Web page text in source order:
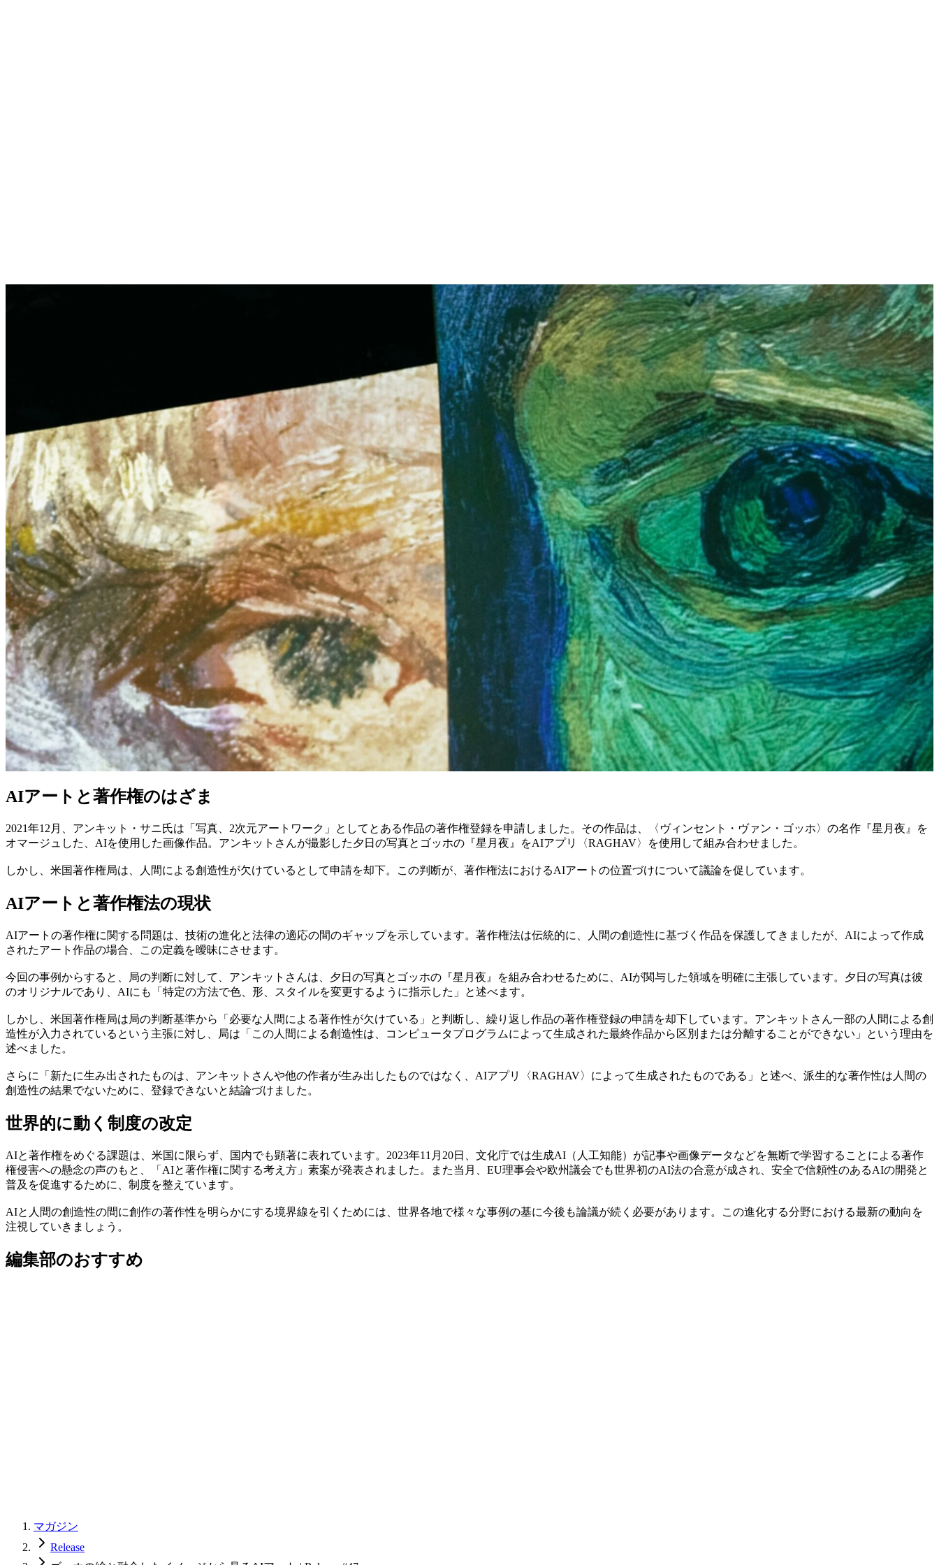
AIアートと著作権のはざま
2021年12月、アンキット・サニ氏は「写真、2次元アートワーク」としてとある作品の著作権登録を申請しました。その作品は、〈ヴィンセント・ヴァン・ゴッホ〉の名作『星月夜』を
オマージュした、AIを使用した画像作品。アンキットさんが撮影した夕日の写真とゴッホの『星月夜』をAIアプリ〈RAGHAV〉を使用して組み合わせました。
しかし、米国著作権局は、人間による創造性が欠けているとして申請を却下。この判断が、著作権法におけるAIアートの位置づけについて議論を促しています。
AIアートと著作権法の現状
AIアートの著作権に関する問題は、技術の進化と法律の適応の間のギャップを示しています。著作権法は伝統的に、人間の創造性に基づく作品を保護してきましたが、AIによって作成
されたアート作品の場合、この定義を曖昧にさせます。
今回の事例からすると、局の判断に対して、アンキットさんは、夕日の写真とゴッホの『星月夜』を組み合わせるために、AIが関与した領域を明確に主張しています。夕日の写真は彼
のオリジナルであり、AIにも「特定の方法で色、形、スタイルを変更するように指示した」と述べます。
しかし、米国著作権局は局の判断基準から「必要な人間による著作性が欠けている」と判断し、繰り返し作品の著作権登録の申請を却下しています。アンキットさん一部の人間による創
造性が入力されているという主張に対し、局は「この人間による創造性は、コンピュータプログラムによって生成された最終作品から区別または分離することができない」という理由を
述べました。
さらに「新たに生み出されたものは、アンキットさんや他の作者が生み出したものではなく、AIアプリ〈RAGHAV〉によって生成されたものである」と述べ、派生的な著作性は人間の
創造性の結果でないために、登録できないと結論づけました。
世界的に動く制度の改定
AIと著作権をめぐる課題は、米国に限らず、国内でも顕著に表れています。2023年11月20日、文化庁では生成AI（人工知能）が記事や画像データなどを無断で学習することによる著作
権侵害への懸念の声のもと、「AIと著作権に関する考え方」素案が発表されました。また当月、EU理事会や欧州議会でも世界初のAI法の合意が成され、安全で信頼性のあるAIの開発と
普及を促進するために、制度を整えています。
AIと人間の創造性の間に創作の著作性を明らかにする境界線を引くためには、世界各地で様々な事例の基に今後も論議が続く必要があります。この進化する分野における最新の動向を
注視していきましょう。
編集部のおすすめ
マガジン
Release